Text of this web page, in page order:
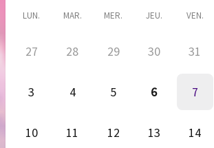
— Élisabeth Bernardo
LUN. MAR. MER. JEU. VEN.
27 28 29 30 31
3 4 5 6 7
10 11 12 13 14